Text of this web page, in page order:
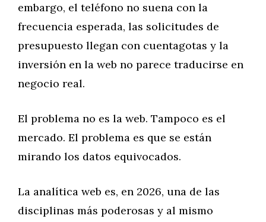
embargo, el teléfono no suena con la
frecuencia esperada, las solicitudes de
presupuesto llegan con cuentagotas y la
inversión en la web no parece traducirse en
negocio real.
El problema no es la web. Tampoco es el
mercado. El problema es que se están
mirando los datos equivocados.
La analítica web es, en 2026, una de las
disciplinas más poderosas y al mismo